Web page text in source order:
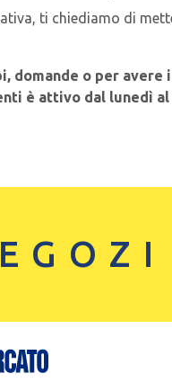
ti chiediamo di
domande o per
è attivo dal lunedì al